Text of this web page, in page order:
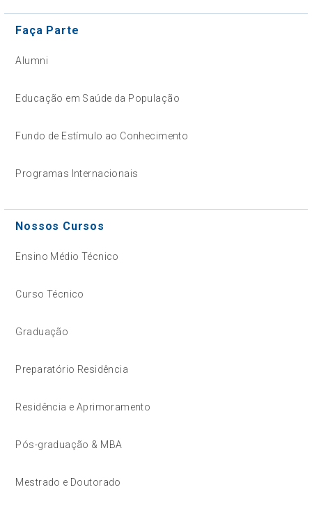
Faça Parte
Alumni
Educação em Saúde da População
Fundo de Estímulo ao Conhecimento
Programas Internacionais
Nossos Cursos
Ensino Médio Técnico
Curso Técnico
Graduação
Preparatório Residência
Residência e Aprimoramento
Pós-graduação & MBA
Mestrado e Doutorado